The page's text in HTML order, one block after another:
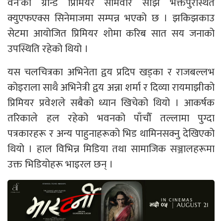
क्युएफएक्स सिनेमाजमा सम्पन्न भएको छ । झकिझकाउ
सेटमा आयोजित प्रिमियर शोमा करिब सात सय जनाको
उपस्थिति रहेको थियो ।
यस चलचित्रका अभिनेता द्वय प्रदिप खड्का र राजबल्लभ
कोइराला साथै अभिनेत्री द्वय अन्ना शर्मा र दिव्या रायमाझीको
प्रिमियर प्रवेशले सबैको ध्यान खिचेको थियो । आकर्षक
तरिकाले हल रहेको भवनको पाँचौँ तल्लामा पुग्दा
पत्रकारहरू र अन्य पाहुनाहरूको भिड थामिनसक्नु देखिएको
थियो । हाल विभिन्न मिडिया तथा सामाजिक सञ्जालहरूमा
उक्त भिडियोहरू भाइरल छन् ।